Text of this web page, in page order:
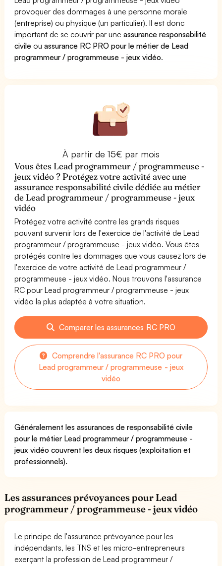
provoquer des dommages à une personne morale
(entreprise) ou physique (un particulier). Il est donc
important de se couvrir par uneassurance responsabilité
civile ouassurance RC PRO pour le métier de Lead
programmeur / programmeuse - jeux vidéo.
À partir de 15€ par mois
Vous êtes Lead programmeur / programmeuse -
jeux vidéo ? Protégez votre activité avec une
assurance responsabilité civile dédiée au métier
de Lead programmeur / programmeuse - jeux
vidéo
Protégez votre activité contre les grands risques
pouvant survenir lors de l'exercice de l'activité de Lead
programmeur / programmeuse - jeux vidéo. Vous êtes
protégés contre les dommages que vous causez lors de
l'exercice de votre activité de Lead programmeur /
programmeuse - jeux vidéo. Nous trouvons l'assurance
RC pour Lead programmeur / programmeuse - jeux
vidéo la plus adaptée à votre situation.
Comparer les assurances RC PRO
Comprendre l'assurance RC PRO pour
Lead programmeur / programmeuse - jeux
vidéo
Généralement les assurances de responsabilité civile
pour le métier Lead programmeur / programmeuse -
jeux vidéo couvrent les deux risques (exploitation et
professionnels).
Les assurances prévoyances pour Lead
programmeur / programmeuse - jeux vidéo
Le principe de l'assurance prévoyance pour les
indépendants, les TNS et les micro-entrepreneurs
exerçant la profession de Lead programmeur /